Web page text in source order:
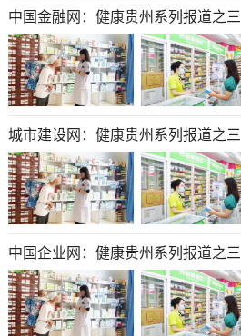
中国金融网：健康贵州系列报道之三
城市建设网：健康贵州系列报道之三
中国企业网：健康贵州系列报道之三